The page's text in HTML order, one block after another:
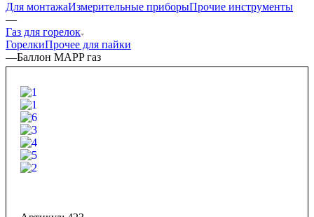
Для монтажаИзмерительные приборыПрочие инструменты
—
Газ для горелок
ГорелкиПрочее для пайки
—Баллон MAPP газ